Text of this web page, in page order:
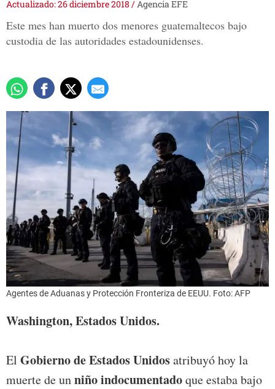
Actualizado: 26 diciembre 2018 /Agencia EFE
Este mes han muerto dos menores guatemaltecos bajo
custodia de las autoridades estadounidenses.
Agentes de Aduanas y Protección Fronteriza de EEUU. Foto: AFP
Washington, Estados Unidos.
El Gobierno de Estados Unidosatribuyó hoy la
muerte de unniño indocumentadoque estaba bajo